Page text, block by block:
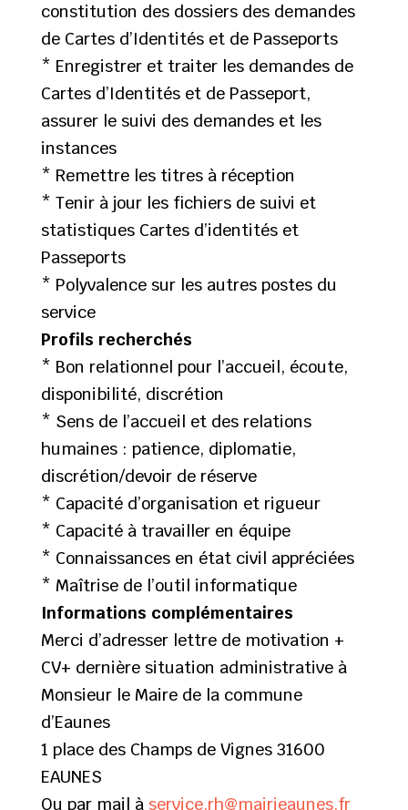
constitution des dossiers des demandes
de Cartes d’Identités et de Passeports
* Enregistrer et traiter les demandes de
Cartes d’Identités et de Passeport,
assurer le suivi des demandes et les
instances
* Remettre les titres à réception
* Tenir à jour les fichiers de suivi et
statistiques Cartes d’identités et
Passeports
* Polyvalence sur les autres postes du
service
Profils recherchés
* Bon relationnel pour l’accueil, écoute,
disponibilité, discrétion
* Sens de l’accueil et des relations
humaines : patience, diplomatie,
discrétion/devoir de réserve
* Capacité d’organisation et rigueur
* Capacité à travailler en équipe
* Connaissances en état civil appréciées
* Maîtrise de l’outil informatique
Informations complémentaires
Merci d’adresser lettre de motivation +
CV+ dernière situation administrative à
Monsieur le Maire de la commune
d’Eaunes
1 place des Champs de Vignes 31600
EAUNES
Ou par mail à service.rh@mairieaunes.fr